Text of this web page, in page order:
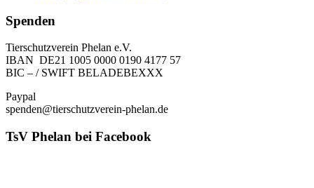
Spenden
Tierschutzverein Phelan e.V.
IBAN DE21 1005 0000 0190 4177 57
BIC – / SWIFT BELADEBEXXX
Paypal
spenden@tierschutzverein-phelan.de
TsV Phelan bei Facebook